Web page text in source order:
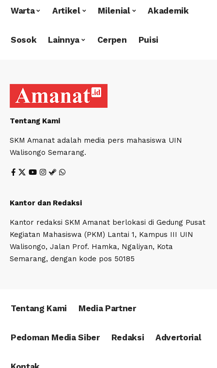
Warta Artikel Milenial Akademik
Sosok Lainnya Cerpen Puisi
Tentang Kami
SKM Amanat adalah media pers mahasiswa UIN
Walisongo Semarang.
Kantor dan Redaksi
Kantor redaksi SKM Amanat berlokasi di Gedung Pusat
Kegiatan Mahasiswa (PKM) Lantai 1, Kampus III UIN
Walisongo, Jalan Prof. Hamka, Ngaliyan, Kota
Semarang, dengan kode pos 50185
Tentang Kami Media Partner
Pedoman Media Siber Redaksi Advertorial